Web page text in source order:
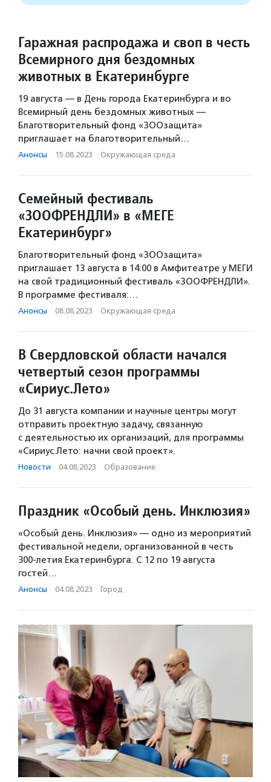
Гаражная распродажа и своп в честь
Всемирного дня бездомных
животных в Екатеринбурге
19 августа — в День города Екатеринбурга и во
Всемирный день бездомных животных —
Благотворительный фонд «ЗООзащита»
приглашает на благотворительный…
Анонсы · 15.08.2023 · Окружающая среда
Семейный фестиваль
«ЗООФРЕНДЛИ» в «МЕГЕ
Екатеринбург»
Благотворительный фонд «ЗООзащита»
приглашает 13 августа в 14:00 в Амфитеатре у МЕГИ
на свой традиционный фестиваль «ЗООФРЕНДЛИ».
В программе фестиваля:…
Анонсы · 08.08.2023 · Окружающая среда
В Свердловской области начался
четвертый сезон программы
«Сириус.Лето»
До 31 августа компании и научные центры могут
отправить проектную задачу, связанную
с деятельностью их организаций, для программы
«Сириус.Лето: начни свой проект».
Новости · 04.08.2023 · Образование
Праздник «Особый день. Инклюзия»
«Особый день. Инклюзия» — одно из мероприятий
фестивальной недели, организованной в честь
300-летия Екатеринбурга. С 12 по 19 августа
гостей…
Анонсы · 04.08.2023 · Город